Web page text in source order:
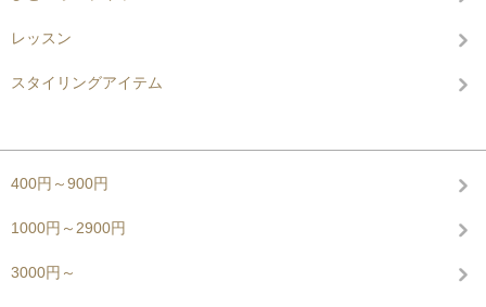
レッスン
スタイリングアイテム
400円～900円
1000円～2900円
3000円～